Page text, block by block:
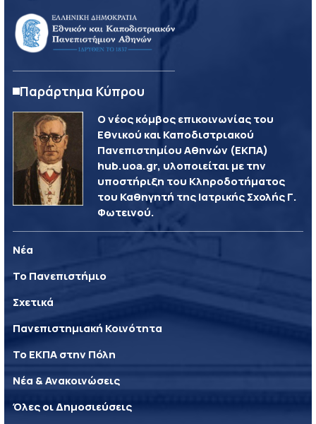
Παράρτημα Κύπρου
Ο νέος κόμβος επικοινωνίας του
Εθνικού και Καποδιστριακού
Πανεπιστημίου Αθηνών (ΕΚΠΑ)
hub.uoa.gr, υλοποιείται με την
υποστήριξη του Κληροδοτήματος
του Καθηγητή της Ιατρικής Σχολής Γ.
Φωτεινού.
Νέα
Το Πανεπιστήμιο
Σχετικά
Πανεπιστημιακή Κοινότητα
Το ΕΚΠΑ στην Πόλη
Νέα & Ανακοινώσεις
Όλες οι Δημοσιεύσεις